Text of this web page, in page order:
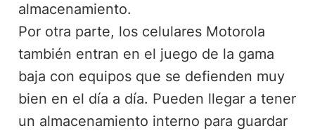
almacenamiento.
Por otra parte, los celulares Motorola
también entran en el juego de la gama
baja con equipos que se defienden muy
bien en el día a día. Pueden llegar a tener
un almacenamiento interno para guardar